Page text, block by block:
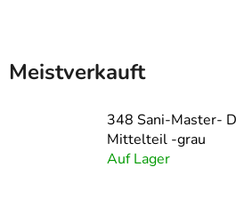
Meistverkauft
348 Sani-Master-
Mittelteil -grau
Auf Lager